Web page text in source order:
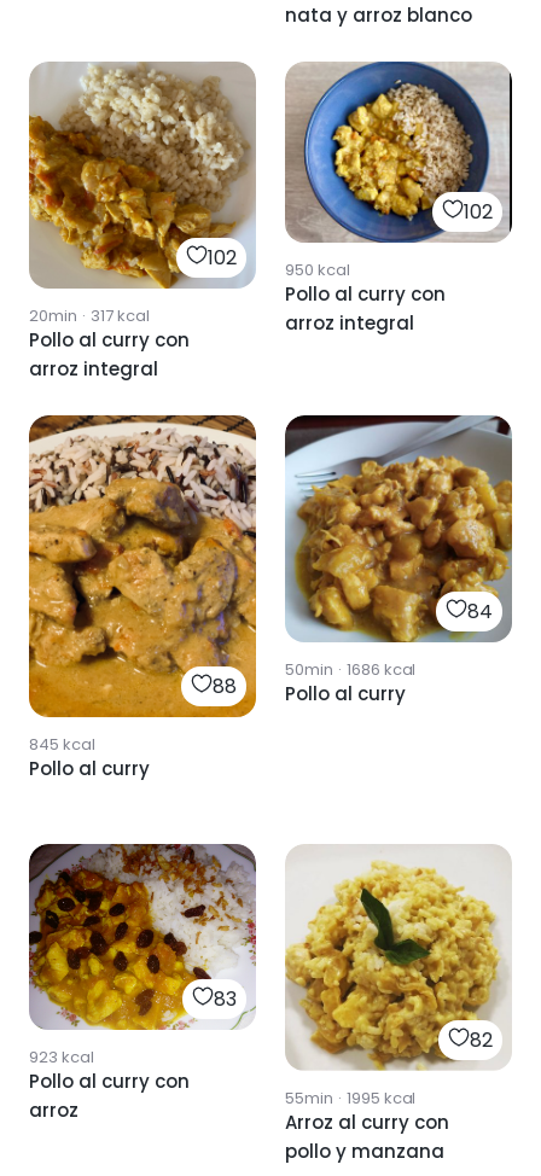
nata y arroz blanco
102
20min · 317kcal
Pollo al curry con
arroz integral
102
950 kcal
Pollo al curry con
arroz integral
88
845 kcal
Pollo al curry
84
50min · 1686 kcal
Pollo al curry
83
923 kcal
Pollo al curry con
arroz
82
55min · 1995 kcal
Arroz al curry con
pollo y manzana